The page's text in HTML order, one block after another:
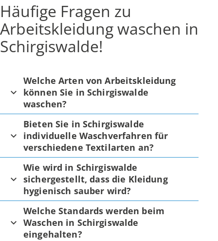
Häufige Fragen zu
Arbeitskleidung waschen in
Schirgiswalde!
Welche Arten von Arbeitskleidung
können Sie in Schirgiswalde
waschen?
Bieten Sie in Schirgiswalde
individuelle Waschverfahren für
verschiedene Textilarten an?
Wie wird in Schirgiswalde
sichergestellt, dass die Kleidung
hygienisch sauber wird?
Welche Standards werden beim
Waschen in Schirgiswalde
eingehalten?